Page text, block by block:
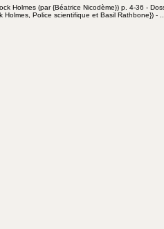
Holmes (par {Béatrice Nicodème}) p. 4-36 -
Holmes, Police scientifique et Basil Rathbone}) - ...